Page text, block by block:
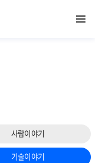
열기
사람이야기
기술이야기